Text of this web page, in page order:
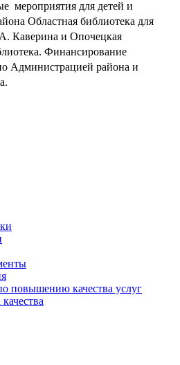
мероприятия для детей и
Областная библиотека для
Каверина и Опочецкая
Финансирование
Администрацией района и
повышению качества услуг